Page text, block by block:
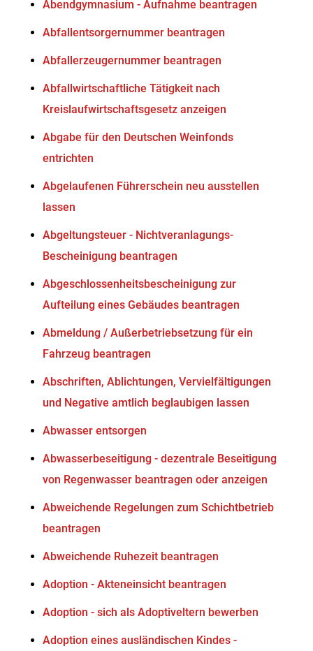
Abendgymnasium - Aufnahme beantragen
Abfallentsorgernummer beantragen
Abfallerzeugernummer beantragen
Abfallwirtschaftliche Tätigkeit nach
Kreislaufwirtschaftsgesetz anzeigen
Abgabe für den Deutschen Weinfonds
entrichten
Abgelaufenen Führerschein neu ausstellen
lassen
Abgeltungsteuer - Nichtveranlagungs-
Bescheinigung beantragen
Abgeschlossenheitsbescheinigung zur
Aufteilung eines Gebäudes beantragen
Abmeldung / Außerbetriebsetzung für ein
Fahrzeug beantragen
Abschriften, Ablichtungen, Vervielfältigungen
und Negative amtlich beglaubigen lassen
Abwasser entsorgen
Abwasserbeseitigung - dezentrale Beseitigung
von Regenwasser beantragen oder anzeigen
Abweichende Regelungen zum Schichtbetrieb
beantragen
Abweichende Ruhezeit beantragen
Adoption - Akteneinsicht beantragen
Adoption - sich als Adoptiveltern bewerben
Adoption eines ausländischen Kindes -